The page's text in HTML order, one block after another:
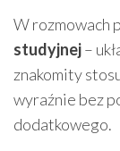
W rozmowach
studyjnej–
znakomity
wyraźnie bez
dodatkowego.